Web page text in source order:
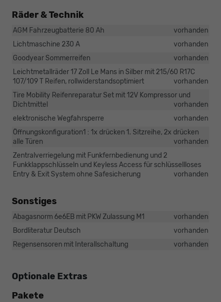
Räder & Technik
AGM Fahrzeugbatterie 80 Ah
vorhanden
Lichtmaschine 230 A
vorhanden
Goodyear Sommerreifen
vorhanden
Leichtmetallräder 17 Zoll Le Mans in Silber mit 215/60 R17C
107/109 T Reifen, rollwiderstandsoptimiert
vorhanden
Tire Mobility Reifenreparatur Set mit 12V Kompressor und
Dichtmittel
vorhanden
elektronische Wegfahrsperre
vorhanden
Öffnungskonfiguration1 : 1x drücken 1. Sitzreihe, 2x drücken
alle Türen
vorhanden
Zentralverriegelung mit Funkfernbedienung und 2
Funkklappschlüsseln und Keyless Access für schlüssellloses
Entry & Exit System ohne Safesicherung
vorhanden
Sonstiges
Abagasnorm 6e6EB mit PKW Zulassung M1
vorhanden
Bordliteratur Deutsch
vorhanden
Regensensoren mit Interallschaltung
vorhanden
Optionale Extras
Pakete